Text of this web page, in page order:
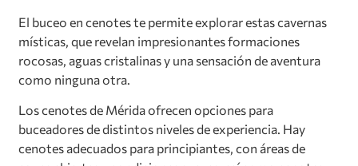
El buceo en cenotes te permite explorar estas cavernas
místicas, que revelan impresionantes formaciones
rocosas, aguas cristalinas y una sensación de aventura
como ninguna otra.
Los cenotes de Mérida ofrecen opciones para
buceadores de distintos niveles de experiencia. Hay
cenotes adecuados para principiantes, con áreas de